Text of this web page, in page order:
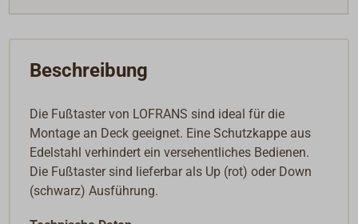
Beschreibung
Die Fußtaster von LOFRANS sind ideal für die
Montage an Deck geeignet. Eine Schutzkappe aus
Edelstahl verhindert ein versehentliches Bedienen.
Die Fußtaster sind lieferbar als Up (rot) oder Down
(schwarz) Ausführung.